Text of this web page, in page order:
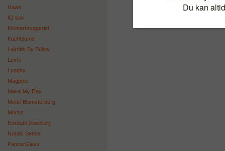
Haws
IQ sox
Klosterbryggeriet
Kochblume
Lakrids By Bülow
Levi's
Lyngby
Magppie
Make My Day
Mette Blomsterberg
Morsø
Nordahl Jewellery
Nordic Sense
PanzerGlass